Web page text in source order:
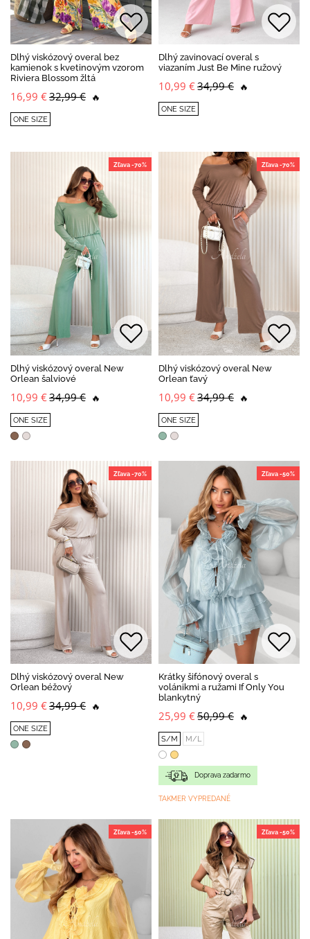
Dlhý viskózový overal bez
kamienok s kvetinovým vzorom
Riviera Blossom žltá
16,99 €32,99 € 🔥
ONE SIZE
Dlhý zavinovací overal s
viazaním Just Be Mine ružový
10,99 €34,99 € 🔥
ONE SIZE
Zľava -70%
Dlhý viskózový overal New
Orlean šalviové
10,99 €34,99 € 🔥
ONE SIZE
Zľava -70%
Dlhý viskózový overal New
Orlean ťavý
10,99 €34,99 € 🔥
ONE SIZE
Zľava -70%
Dlhý viskózový overal New
Orlean béžový
10,99 €34,99 € 🔥
ONE SIZE
Zľava -50%
Krátky šifónový overal s
volánikmi a ružami If Only You
blankytný
25,99 €50,99 € 🔥
S/M M/L
Doprava zadarmo
TAKMER VYPREDANÉ
Zľava -50% Zľava -50%